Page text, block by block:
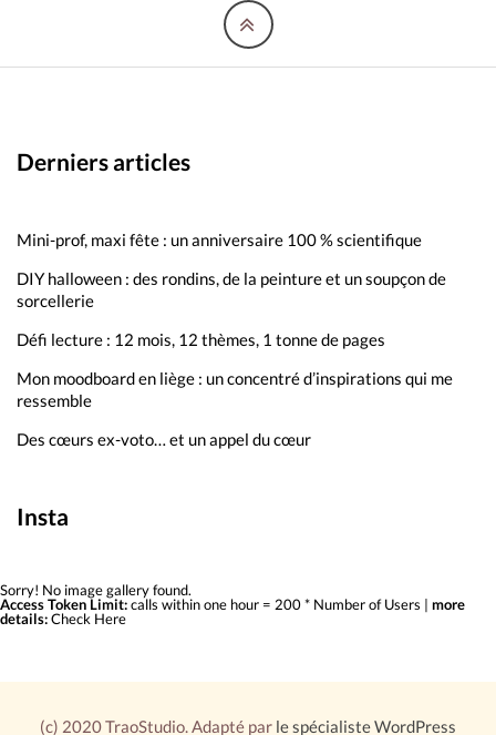
Derniers articles
Mini-prof, maxi fête : un anniversaire 100 % scientifique
DIY halloween : des rondins, de la peinture et un soupçon de
sorcellerie
Défi lecture : 12 mois, 12 thèmes, 1 tonne de pages
Mon moodboard en liège : un concentré d’inspirations qui me
ressemble
Des cœurs ex-voto… et un appel du cœur
Insta
Sorry! No image gallery found.
Access Token Limit:calls within one hour = 200 * Number of Users | more
details:Check Here
(c) 2020 TraoStudio. Adapté par le spécialiste WordPress